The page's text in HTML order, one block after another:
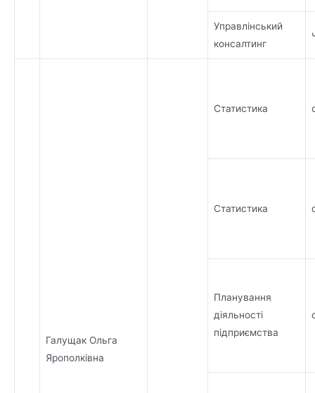
Управлінський
консалтинг
Галущак Ольга
Ярополківна
Статистика
Статистика
Планування
діяльності
підприємства